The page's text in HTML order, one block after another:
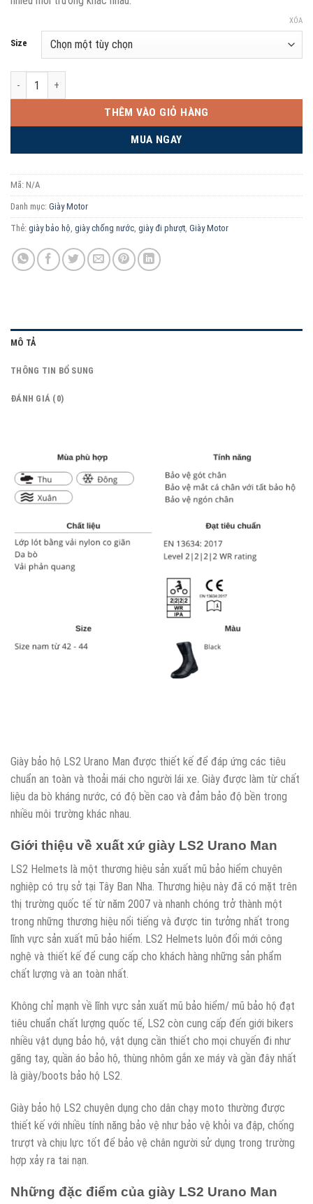
Size
XÓA
Giày Bảo Hộ Motor LS2 Urano Man số lượng
THÊM VÀO GIỎ HÀNG
MUA NGAY
Mã: N/A
Danh mục: Giày Motor
Thẻ: giày bảo hộ, giày chống nước, giày đi phượt, Giày Motor
MÔ TẢ
THÔNG TIN BỔ SUNG
ĐÁNH GIÁ (0)
Giày bảo hộ LS2 Urano Man được thiết kế để đáp ứng các tiêu
chuẩn an toàn và thoải mái cho người lái xe. Giày được làm từ chất
liệu da bò kháng nước, có độ bền cao và đảm bảo độ bền trong
nhiều môi trường khác nhau.
Giới thiệu về xuất xứ giày LS2 Urano Man
LS2 Helmets là một thương hiệu sản xuất mũ bảo hiểm chuyên
nghiệp có trụ sở tại Tây Ban Nha. Thương hiệu này đã có mặt trên
thị trường quốc tế từ năm 2007 và nhanh chóng trở thành một
trong những thương hiệu nổi tiếng và được tin tưởng nhất trong
lĩnh vực sản xuất mũ bảo hiểm. LS2 Helmets luôn đổi mới công
nghệ và thiết kế để cung cấp cho khách hàng những sản phẩm
chất lượng và an toàn nhất.
Không chỉ mạnh về lĩnh vực sản xuất mũ bảo hiểm/ mũ bảo hộ đạt
tiêu chuẩn chất lượng quốc tế, LS2 còn cung cấp đến giới bikers
nhiều vật dụng bảo hộ, vật dụng cần thiết cho mọi chuyến đi như
găng tay, quần áo bảo hộ, thùng nhôm gắn xe máy và gần đây nhất
là giày/boots bảo hộ LS2.
Giày bảo hộ LS2 chuyên dụng cho dân chạy moto thường được
thiết kế với nhiều tính năng bảo vệ như bảo vệ khỏi va đập, chống
trượt và chịu lực tốt để bảo vệ chân người sử dụng trong trường
hợp xảy ra tai nạn.
Những đặc điểm của giày LS2 Urano Man